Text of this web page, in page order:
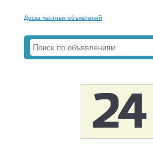
Доска частных объявлений